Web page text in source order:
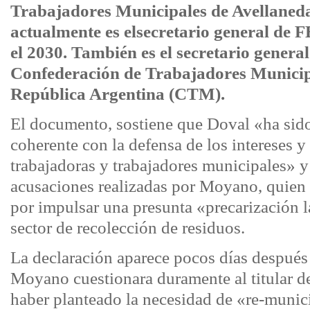
Trabajadores Municipales de
actualmente es elsecretario general de
el 2030. También es el secretario
Confederación de Trabajadores
República Argentina (CTM).
El documento, sostiene que Doval «ha
coherente con la defensa de los intereses
trabajadoras y trabajadores municipales»
acusaciones realizadas por Moyano,
por impulsar una presunta «precarización
sector de recolección de residuos.
La declaración aparece pocos días
Moyano cuestionara duramente al titular
haber planteado la necesidad de «re-